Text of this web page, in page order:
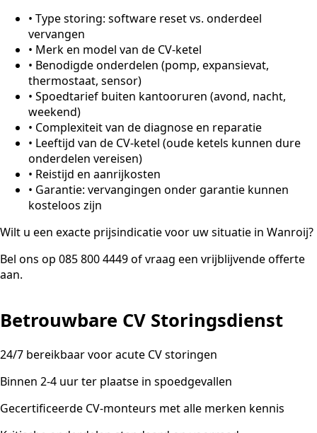
• Type storing: software reset vs. onderdeel
vervangen
• Merk en model van de CV-ketel
• Benodigde onderdelen (pomp, expansievat,
thermostaat, sensor)
• Spoedtarief buiten kantooruren (avond, nacht,
weekend)
• Complexiteit van de diagnose en reparatie
• Leeftijd van de CV-ketel (oude ketels kunnen dure
onderdelen vereisen)
• Reistijd en aanrijkosten
• Garantie: vervangingen onder garantie kunnen
kosteloos zijn
Wilt u een exacte prijsindicatie voor uw situatie in Wanroij?
Bel ons op 085 800 4449 of vraag een vrijblijvende offerte
aan.
Betrouwbare CV Storingsdienst
24/7 bereikbaar voor acute CV storingen
Binnen 2-4 uur ter plaatse in spoedgevallen
Gecertificeerde CV-monteurs met alle merken kennis